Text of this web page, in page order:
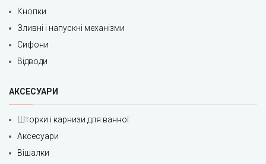
Кнопки
Зливні і напускні механізми
Сифони
Відводи
АКСЕСУАРИ
Шторки і карнизи для ванної
Аксесуари
Вішалки